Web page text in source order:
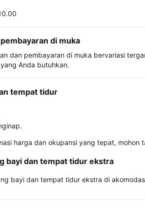
di muka
dan pembayaran di muka bervariasi
Anda butuhkan.
tempat tidur
harga dan okupansi yang tepat,
bayi dan tempat tidur ekstra
bayi dan tempat tidur ekstra di